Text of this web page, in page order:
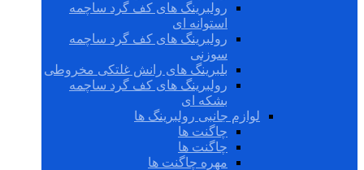
رولبرینگ های کف گرد ساچمه
استوانه ای
رولبرینگ های کف گرد ساچمه
سوزنی
بلبرینگ های رانش غلتکی مخروطی
رولبرینگ های کف گرد ساچمه
بشکه ای
لوازم جانبی رولبرینگ ها
چاگنت ها
چاگنت ها
مهره چاگنت ها